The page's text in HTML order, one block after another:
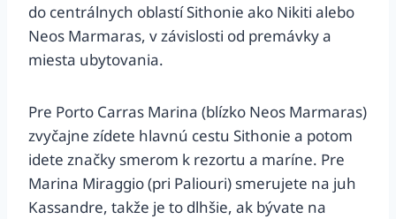
do centrálnych oblastí Sithonie ako Nikiti alebo
Neos Marmaras, v závislosti od premávky a
miesta ubytovania.
Pre Porto Carras Marina (blízko Neos Marmaras)
zvyčajne zídete hlavnú cestu Sithonie a potom
idete značky smerom k rezortu a maríne. Pre
Marina Miraggio (pri Paliouri) smerujete na juh
Kassandre, takže je to dlhšie, ak bývate na